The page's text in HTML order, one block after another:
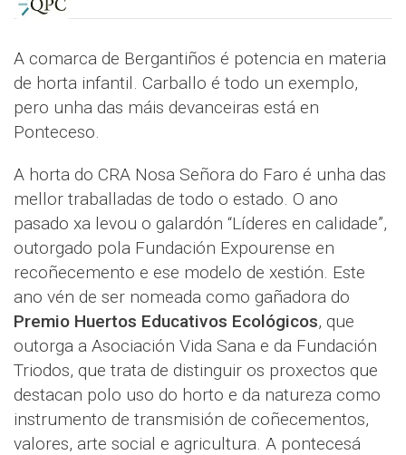
A comarca de Bergantiños é potencia en materia
de horta infantil. Carballo é todo un exemplo,
pero unha das máis devanceiras está en
Ponteceso.
A horta do CRA Nosa Señora do Faro é unha das
mellor traballadas de todo o estado. O ano
pasado xa levou o galardón “Líderes en calidade”,
outorgado pola Fundación Expourense en
recoñecemento e ese modelo de xestión. Este
ano vén de ser nomeada como gañadora do
Premio Huertos Educativos Ecológicos, que
outorga a Asociación Vida Sana e da Fundación
Triodos, que trata de distinguir os proxectos que
destacan polo uso do horto e da natureza como
instrumento de transmisión de coñecementos,
valores, arte social e agricultura. A pontecesá